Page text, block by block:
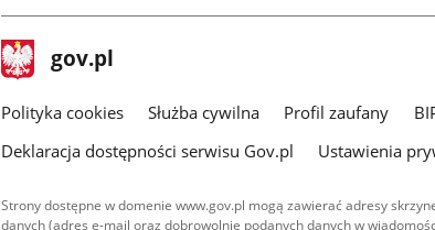
stopka
gov.pl Strona
gov.pl
gov.pl
Polityka cookies Służba cywilna Profil zaufany
Deklaracja dostępności serwisu Gov.pl
Ustawienia
Strony dostępne w domenie www.gov.pl mogą zawierać adresy
danych (adres e-mail oraz dobrowolnie podanych danych w